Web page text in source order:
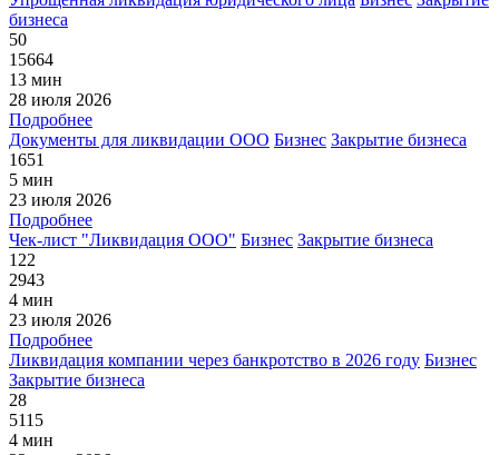
бизнеса
50
15664
13 мин
28 июля 2026
Подробнее
Документы для ликвидации ООО Бизнес Закрытие бизнеса
1651
5 мин
23 июля 2026
Подробнее
Чек-лист "Ликвидация ООО" Бизнес Закрытие бизнеса
122
2943
4 мин
23 июля 2026
Подробнее
Ликвидация компании через банкротство в 2026 году Бизнес
Закрытие бизнеса
28
5115
4 мин